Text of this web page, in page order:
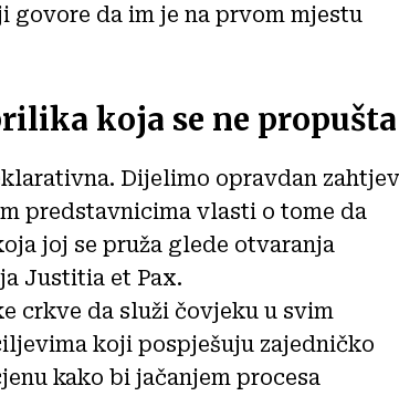
da im je na prvom mjestu
koja se ne propušta
Dijelimo opravdan zahtjev
predstavnicima vlasti o tome da
joj se pruža glede otvaranja
Justitia et Pax.
crkve da služi čovjeku u svim
koji pospješuju zajedničko
kako bi jačanjem procesa